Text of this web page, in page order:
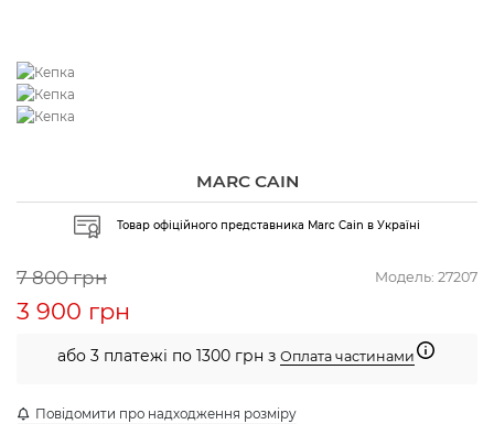
MARC CAIN
Товар офіційного представника Marc Cain в Україні
Модель: 27207
7 800 грн
3 900 грн
або 3 платежі по 1300 грн з Оплата частинами
Повідомити про надходження розміру